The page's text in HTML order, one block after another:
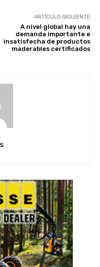
ARTÍCULO SIGUIENTE
A nivel global hay una
demanda importante e
insatisfecha de productos
maderables certificados